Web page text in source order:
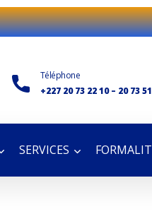
Téléphone
+227 20 73 22 10 – 20 73
SERVICES